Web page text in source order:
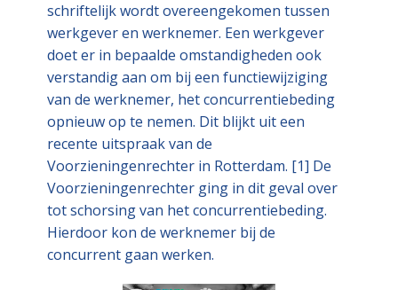
schriftelijk wordt overeengekomen tussen
werkgever en werknemer. Een werkgever
doet er in bepaalde omstandigheden ook
verstandig aan om bij een functiewijziging
van de werknemer, het concurrentiebeding
opnieuw op te nemen. Dit blijkt uit een
recente uitspraak van de
Voorzieningenrechter in Rotterdam. [1] De
Voorzieningenrechter ging in dit geval over
tot schorsing van het concurrentiebeding.
Hierdoor kon de werknemer bij de
concurrent gaan werken.